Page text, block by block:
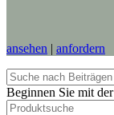
ansehen | anfordern
Beginnen Sie mit